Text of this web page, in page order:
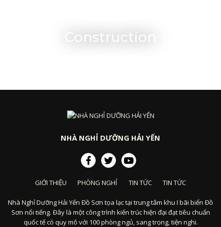
Construction
NHÀ NGHỈ DƯỠNG HẢI YẾN
GIỚI THIỆU PHÒNG NGHỈ TIN TỨC TIN TỨC
Nhà Nghỉ Dưỡng Hải Yến Đồ Sơn tọa lạc tại trung tâm khu I bãi biển Đồ
Sơn nổi tiếng. Đây là một công trình kiến trúc hiện đại đạt tiêu chuẩn
quốc tế có quy mô với 100 phòng ngủ, sang trọng, tiện nghi.